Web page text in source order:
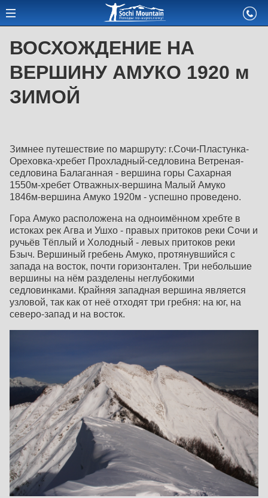
ВОСХОЖДЕНИЕ НА
ВЕРШИНУ АМУКО 1920 м
ЗИМОЙ
Зимнее путешествие по маршруту: г.Сочи-Пластунка-
Ореховка-хребет Прохладный-седловина Ветреная-
седловина Балаганная - вершина горы Сахарная
1550м-хребет Отважных-вершина Малый Амуко
1846м-вершина Амуко 1920м - успешно проведено.
Гора Амуко расположена на одноимённом хребте в
истоках рек Агва и Ушхо - правых притоков реки Сочи и
ручьёв Тёплый и Холодный - левых притоков реки
Бзыч. Вершиный гребень Амуко, протянувшийся с
запада на восток, почти горизонтален. Три небольшие
вершины на нём разделены неглубокими
седловинками. Крайняя западная вершина является
узловой, так как от неё отходят три гребня: на юг, на
северо-запад и на восток.